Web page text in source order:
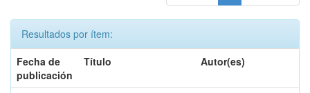
Resultados por ítem:
Fecha de
publicación
Título Autor(es)